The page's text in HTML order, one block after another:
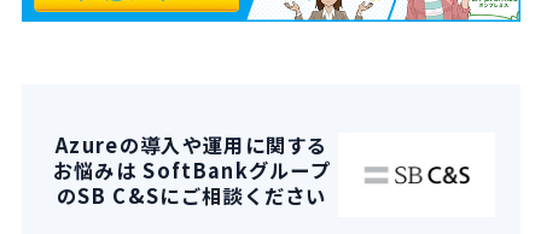
Azureの導入や運用に関する
お悩みは SoftBankグループ
のSB C&Sにご相談ください